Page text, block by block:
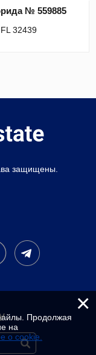
№ 559885
32439
защищены.
×
Продолжая
на
о cookie.